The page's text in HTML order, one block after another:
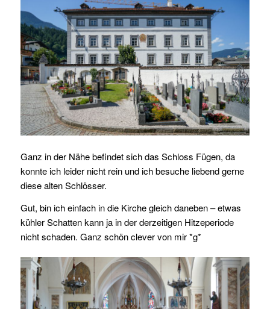
Ganz in der Nähe befindet sich das Schloss Fügen, da
konnte ich leider nicht rein und ich besuche liebend gerne
diese alten Schlösser.
Gut, bin ich einfach in die Kirche gleich daneben – etwas
kühler Schatten kann ja in der derzeitigen Hitzeperiode
nicht schaden. Ganz schön clever von mir *g*